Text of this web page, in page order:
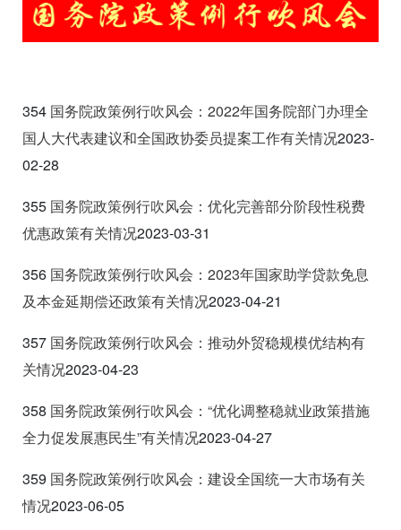
354 国务院政策例行吹风会：2022年国务院部门办理全
国人大代表建议和全国政协委员提案工作有关情况2023-
02-28
355 国务院政策例行吹风会：优化完善部分阶段性税费
优惠政策有关情况2023-03-31
356 国务院政策例行吹风会：2023年国家助学贷款免息
及本金延期偿还政策有关情况2023-04-21
357 国务院政策例行吹风会：推动外贸稳规模优结构有
关情况2023-04-23
358 国务院政策例行吹风会：“优化调整稳就业政策措施
全力促发展惠民生”有关情况2023-04-27
359 国务院政策例行吹风会：建设全国统一大市场有关
情况2023-06-05